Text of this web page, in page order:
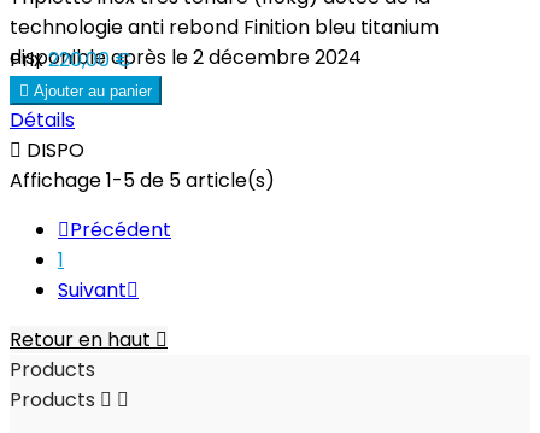
technologie anti rebond Finition bleu titanium
disponible après le 2 décembre 2024
Prix220,00 €
 Ajouter au panier
Détails
 DISPO
Affichage 1-5 de 5 article(s)
Précédent
1
Suivant
Retour en haut 
Products
Products  